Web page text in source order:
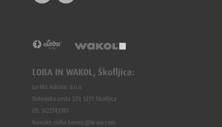
LOBA IN WAKOL, Škofljica:
Lo-Wa Adriatic d.o.o.
Dolenjska cesta 329, 1291 Škofljica
DŠ: SI22743901
Kontakt: miha.korenc@lo-wa.com